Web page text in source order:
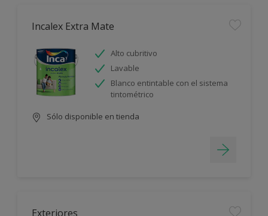
Incalex Extra Mate
Alto cubritivo
Lavable
Blanco entintable con el sistema
tintométrico
Sólo disponible en tienda
Exteriores